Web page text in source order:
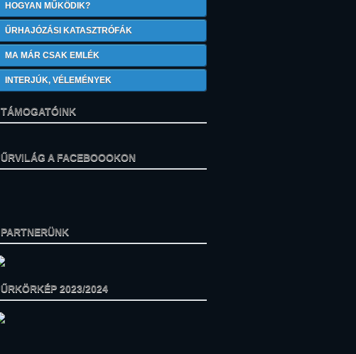
HOGYAN MŰKÖDIK?
ŰRHAJÓZÁSI KATASZTRÓFÁK
MA MÁR CSAK EMLÉK
INTERJÚK, VÉLEMÉNYEK
TÁMOGATÓINK
ŰRVILÁG A FACEBOOOKON
PARTNERÜNK
ŰRKÖRKÉP 2023/2024